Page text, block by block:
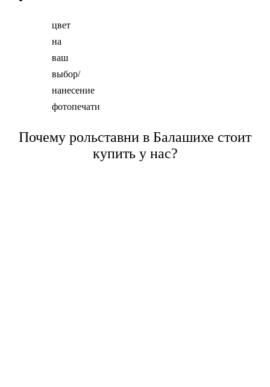
цвет
на
ваш
выбор/
нанесение
фотопечати
Почему рольставни в Балашихе стоит
купить у нас?